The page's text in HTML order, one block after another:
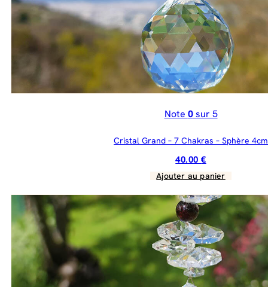
Note 0sur 5
Cristal Grand – 7 Chakras – Sphère 4cm
40.00€
Ajouter au panier